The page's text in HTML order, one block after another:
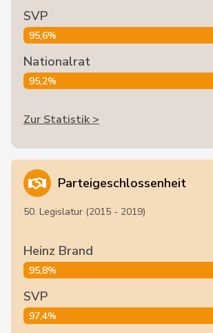
SVP
95,6%
Nationalrat
95,2%
Zur Statistik >
Parteigeschlossenheit
50. Legislatur (2015 - 2019)
Heinz Brand
95,8%
SVP
97,4%